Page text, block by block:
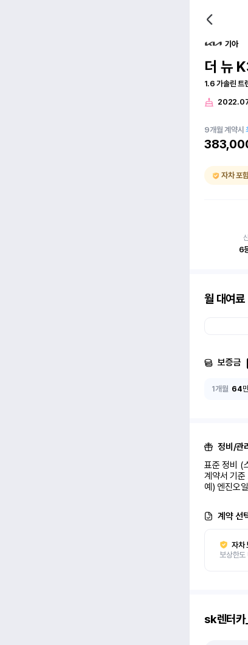
기아
더 뉴
1.6 가솔린 트
9개월 계약시
자차 포
6
월 대여료
보증금
1개월 64
정비/관
표준 정비 (
계약서 기준
예) 엔진오
계약 선
자차
보상한도
sk렌터카